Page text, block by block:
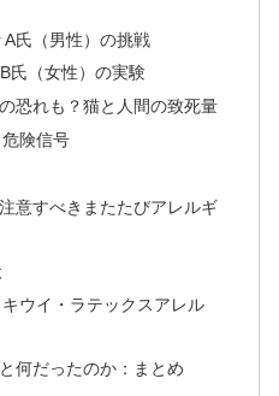
氏（男性）の挑戦
氏（女性）の実験
恐れも？猫と人間の致死量
険信号
意すべきまたたびアレルギ
ウイ・ラテックスアレル
何だったのか：まとめ